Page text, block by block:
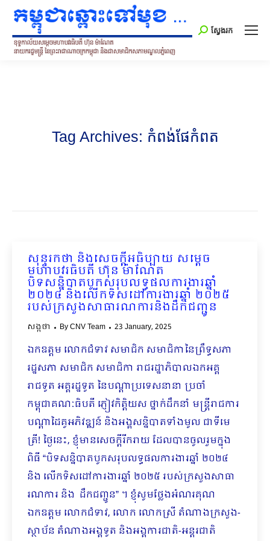
Search:
ស្វែងរក
Tag Archives: កំពង់ផែកំពត
សុន្ទរកថា និងសេចក្ដីអធិប្បាយ សម្ដេច
មហាបវរធិបតី ហ៊ុន ម៉ាណែត
បិទសន្និបាតបូកសរុបលទ្ធផលការងារឆ្នាំ
២០២៤ និងលើកទិសដៅការងារឆ្នាំ ២០២៥
របស់ក្រសួងសាធារណការនិងដឹកជញ្ជូន
សង្កថា ByCNV Team 23 January, 2025
ឯកឧត្តម លោកជំទាវ សមាជិក សមាជិកានៃព្រឹទ្ធសភា
រដ្ឋសភា សមាជិក សមាជិកា រាជរដ្ឋាភិបាលឯកអគ្គ
រាជទូត អគ្គរដ្ឋទូត នៃបណ្ដាប្រទេសនានា ប្រចាំ
កម្ពុជាគណៈធិបតី ភ្ញៀវកិត្តិយស ថ្នាក់ដឹកនាំ មន្រ្តីរាជការ
បណ្ដាដៃគូអភិវឌ្ឍន៍ និងអង្គសន្និបាតទាំងមូល ជាទីមេ
ត្រី! ថ្ងៃនេះ, ខ្ញុំមានសេចក្ដីរីករាយ ដែលបានចូលរួមក្នុង
ពិធី “បិទសន្និបាតបូកសរុបលទ្ធផលការងារឆ្នាំ ២០២៤
និង លើកទិសដៅការងារឆ្នាំ ២០២៥ របស់ក្រសួងសាធា
រណការ និង ដឹកជញ្ជូន” ។ ខ្ញុំសូមថ្លែងអំណរគុណ
ឯកឧត្ដម លោកជំទាវ, លោក លោកស្រី តំណាងក្រសួង-
ស្ថាប័ន តំណាងអង្គទូត និងអង្គការជាតិ-អន្តរជាតិ